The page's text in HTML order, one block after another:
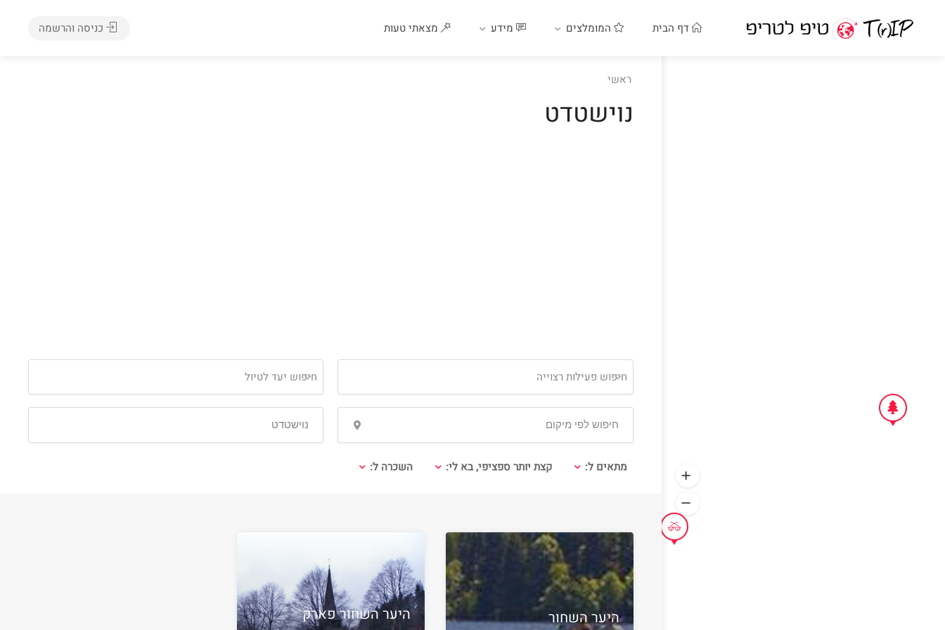
דף הבית המומלצים מידע מצאתי טעות כניסה והרשמה
ראשי
נוישטדט
חיפוש יעד לטיול חיפוש פעילות רצוייה
מתאים ל: קצת יותר ספציפי, בא לי: השכרה ל:
היער השחור
היער השחור פארק